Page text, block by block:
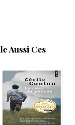
Aussi Ces